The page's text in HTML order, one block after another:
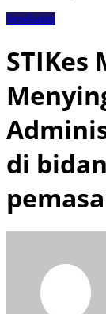
kesehatan
STIKes
di